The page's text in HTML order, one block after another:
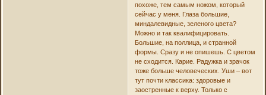
похоже, тем самым ножом, который
сейчас у меня. Глаза большие,
миндалевидные, зеленого цвета?
Можно и так квалифицировать.
Большие, на поллица, и странной
формы. Сразу и не опишешь. С цветом
не сходится. Карие. Радужка и зрачок
тоже больше человеческих. Уши – вот
тут почти классика: здоровые и
заостренные к верху. Только с